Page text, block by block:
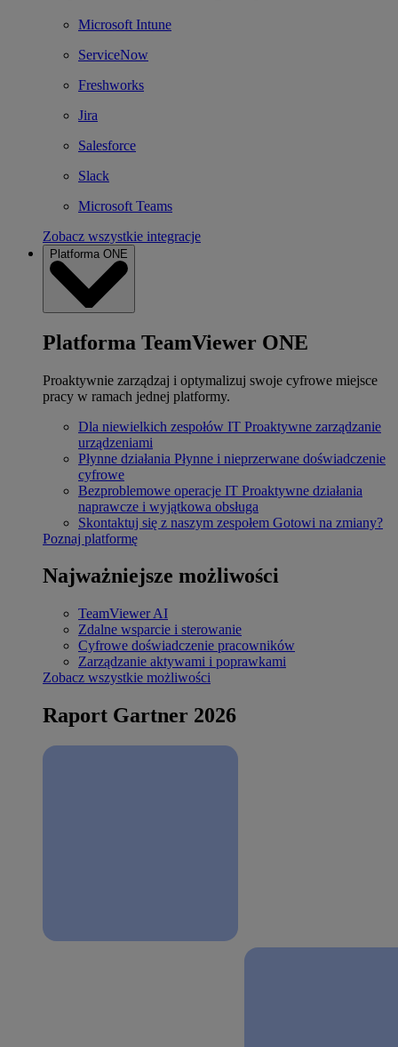
Microsoft Intune
ServiceNow
Freshworks
Jira
Salesforce
Slack
Microsoft Teams
Zobacz wszystkie integracje
Platforma ONE
Platforma TeamViewer ONE
Proaktywnie zarządzaj i optymalizuj swoje cyfrowe miejsce
pracy w ramach jednej platformy.
Dla niewielkich zespołów IT Proaktywne zarządzanie
urządzeniami
Płynne działania Płynne i nieprzerwane doświadczenie
cyfrowe
Bezproblemowe operacje IT Proaktywne działania
naprawcze i wyjątkowa obsługa
Skontaktuj się z naszym zespołem Gotowi na zmiany?
Poznaj platformę
Najważniejsze możliwości
TeamViewer AI
Zdalne wsparcie i sterowanie
Cyfrowe doświadczenie pracowników
Zarządzanie aktywami i poprawkami
Zobacz wszystkie możliwości
Raport Gartner 2026